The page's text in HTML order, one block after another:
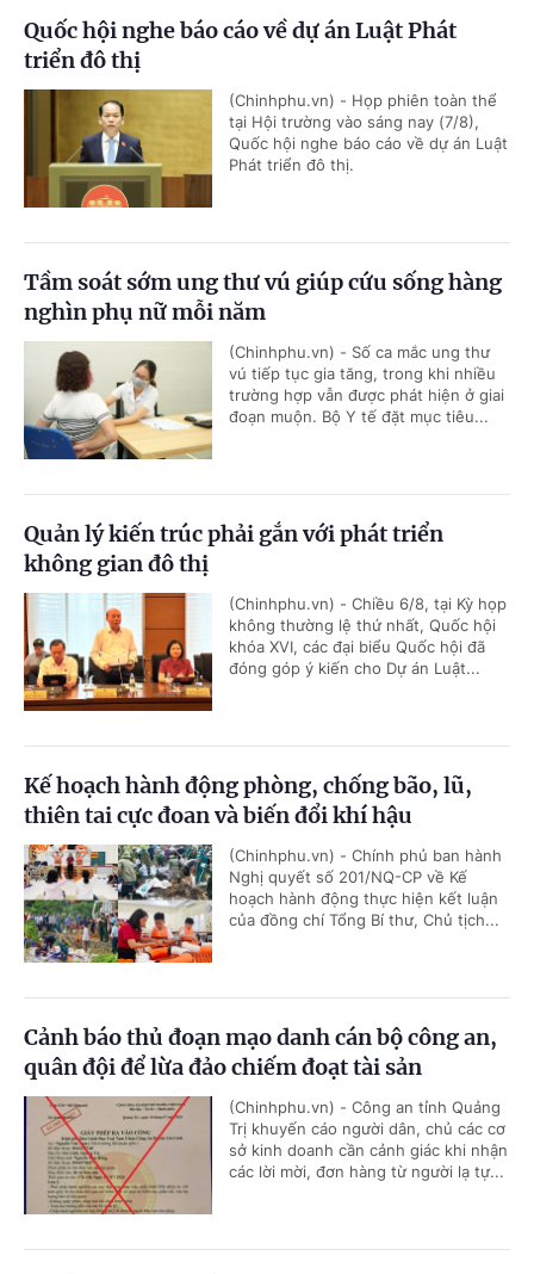
Quốc hội nghe báo cáo về dự án Luật Phát
triển đô thị
(Chinhphu.vn) - Họp phiên toàn thể
tại Hội trường vào sáng nay (7/8),
Quốc hội nghe báo cáo về dự án Luật
Phát triển đô thị.
Tầm soát sớm ung thư vú giúp cứu sống hàng
nghìn phụ nữ mỗi năm
(Chinhphu.vn) - Số ca mắc ung thư
vú tiếp tục gia tăng, trong khi nhiều
trường hợp vẫn được phát hiện ở giai
đoạn muộn. Bộ Y tế đặt mục tiêu...
Quản lý kiến trúc phải gắn với phát triển
không gian đô thị
(Chinhphu.vn) - Chiều 6/8, tại Kỳ họp
không thường lệ thứ nhất, Quốc hội
khóa XVI, các đại biểu Quốc hội đã
đóng góp ý kiến cho Dự án Luật...
Kế hoạch hành động phòng, chống bão, lũ,
thiên tai cực đoan và biến đổi khí hậu
(Chinhphu.vn) - Chính phủ ban hành
Nghị quyết số 201/NQ-CP về Kế
hoạch hành động thực hiện kết luận
của đồng chí Tổng Bí thư, Chủ tịch...
Cảnh báo thủ đoạn mạo danh cán bộ công an,
quân đội để lừa đảo chiếm đoạt tài sản
(Chinhphu.vn) - Công an tỉnh Quảng
Trị khuyến cáo người dân, chủ các cơ
sở kinh doanh cần cảnh giác khi nhận
các lời mời, đơn hàng từ người lạ tự...